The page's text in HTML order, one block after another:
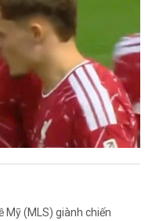
Mỹ (MLS) giành chiến